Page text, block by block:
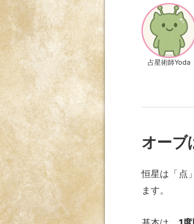
占星術師Yoda
オーブ
恒星は「点
ます。